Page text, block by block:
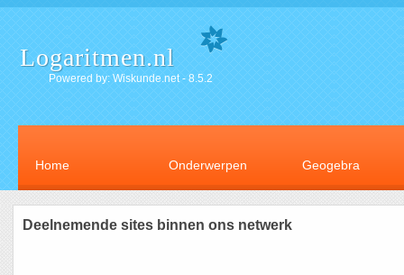
Logaritmen.nl
Powered by: Wiskunde.net - 8.5.2
Home Onderwerpen Geogebra
Deelnemende sites binnen ons netwerk